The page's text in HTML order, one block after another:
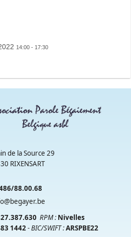
14:00 - 17:30
de la Source 29
RIXENSART
88.00.68
RPM: Nivelles
1442- BIC/SWIFT :ARSPBE22